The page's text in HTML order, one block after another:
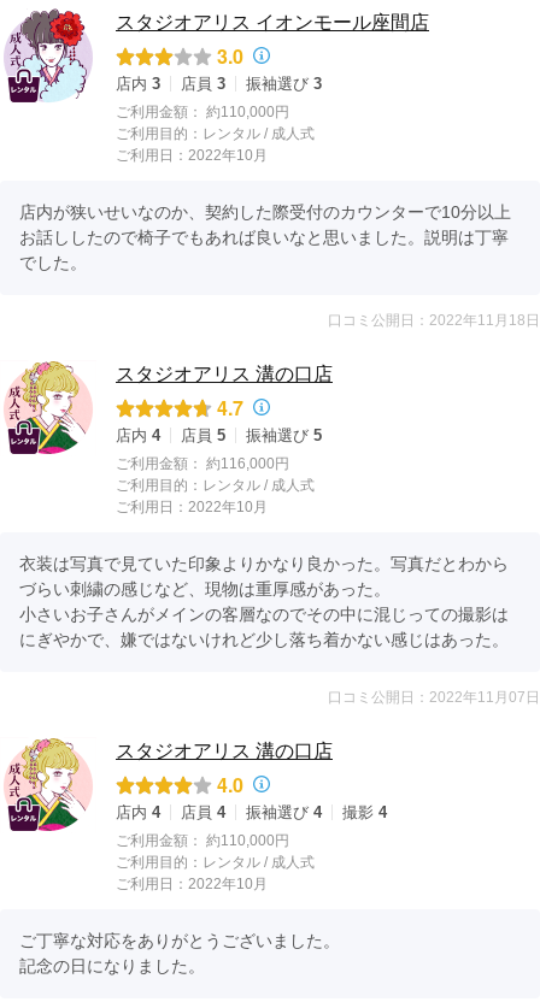
スタジオアリス イオンモール座間店
3.0
店内 3 店員 3 振袖選び 3
ご利用金額： 約110,000円
ご利用目的： レンタル / 成人式
ご利用日：2022年10月
店内が狭いせいなのか、契約した際受付のカウンターで10分以上
お話ししたので椅子でもあれば良いなと思いました。説明は丁寧
でした。
口コミ公開日：2022年11月18日
スタジオアリス 溝の口店
4.7
店内 4 店員 5 振袖選び 5
ご利用金額： 約116,000円
ご利用目的： レンタル / 成人式
ご利用日：2022年10月
衣装は写真で見ていた印象よりかなり良かった。写真だとわから
づらい刺繍の感じなど、現物は重厚感があった。
小さいお子さんがメインの客層なのでその中に混じっての撮影は
にぎやかで、嫌ではないけれど少し落ち着かない感じはあった。
口コミ公開日：2022年11月07日
スタジオアリス 溝の口店
4.0
店内 4 店員 4 振袖選び 4 撮影 4
ご利用金額： 約110,000円
ご利用目的： レンタル / 成人式
ご利用日：2022年10月
ご丁寧な対応をありがとうございました。
記念の日になりました。